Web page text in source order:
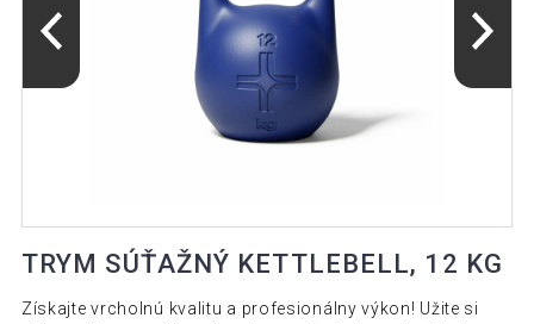
TRYM SÚŤAŽNÝ KETTLEBELL, 12 KG
Získajte vrcholnú kvalitu a profesionálny výkon! Užite si